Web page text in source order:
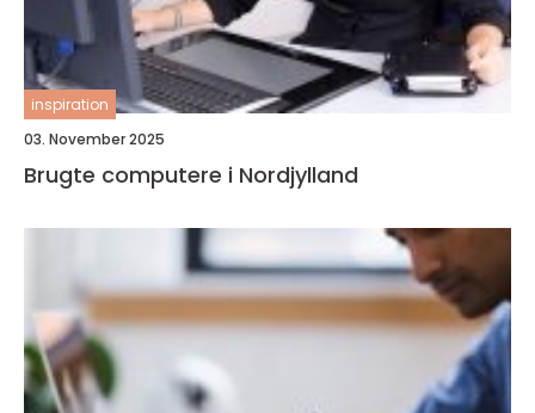
inspiration
03. November 2025
Brugte computere i Nordjylland